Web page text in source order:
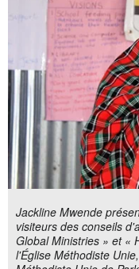
Jackline Mwende
visiteurs des conseils
Global Ministries » et «
l'Église Méthodiste